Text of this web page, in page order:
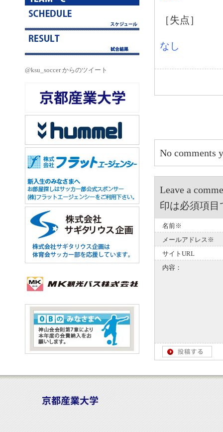
@ksu_soccer からのツイート
［失点］
なし
No comments
Leave a
印は必須項目
名前※
メールアドレス※
サイトURL
内容：